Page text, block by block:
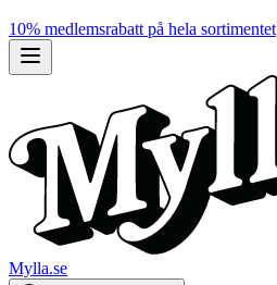
10% medlemsrabatt på hela sortimentet
Mylla.se